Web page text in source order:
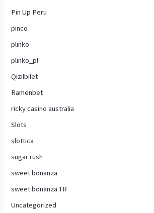
Pin Up Peru
pinco
plinko
plinko_pl
Qizilbilet
Ramenbet
ricky casino australia
Slots
slottica
sugar rush
sweet bonanza
sweet bonanza TR
Uncategorized